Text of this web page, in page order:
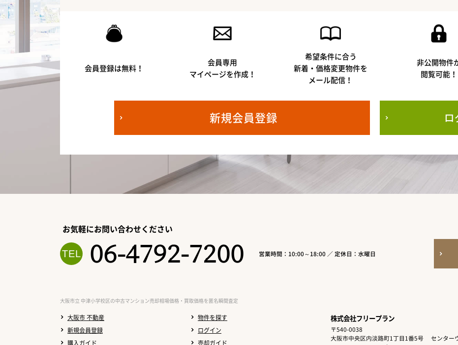
会員登録は無料！
会員専用
マイページを作成！
希望条件に合う
新着・価格変更物件を
メール配信！
非公開物件
閲覧可能！
新規会員登録 ロ
お気軽にお問い合わせください
06-4792-7200 営業時間：10:00～18:00 ／ 定休日：水曜日
大阪市立 中津小学校区の中古マンション売却相場価格・買取価格を匿名瞬間査定
大阪市 不動産
物件を探す
新規会員登録
ログイン
購入ガイド
売却ガイド
株式会社フリープラン
〒540-0038
大阪市中央区内淡路町1丁目1番5号
センター